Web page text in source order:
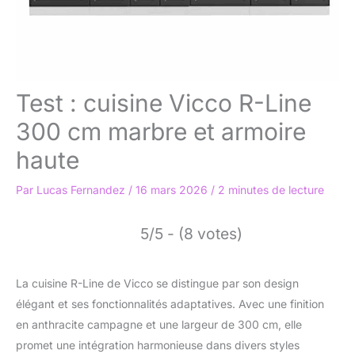
Test : cuisine Vicco R-Line
300 cm marbre et armoire
haute
Par Lucas Fernandez / 16 mars 2026 / 2 minutes de lecture
5/5 - (8 votes)
La cuisine R-Line de Vicco se distingue par son design
élégant et ses fonctionnalités adaptatives. Avec une finition
en anthracite campagne et une largeur de 300 cm, elle
promet une intégration harmonieuse dans divers styles